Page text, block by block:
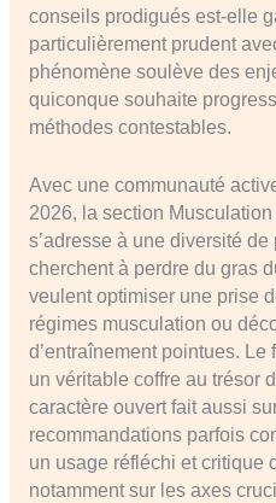
conseils prodigués est-elle
particulièrement prudent
phénomène soulève des
quiconque souhaite
méthodes contestables.
Avec une communauté
2026, la section
s’adresse à une diversité
cherchent à perdre du gras
veulent optimiser une prise
régimes musculation ou
d’entraînement pointues.
un véritable coffre au trésor
caractère ouvert fait aussi
recommandations parfois
un usage réfléchi et critique
notamment sur les axes